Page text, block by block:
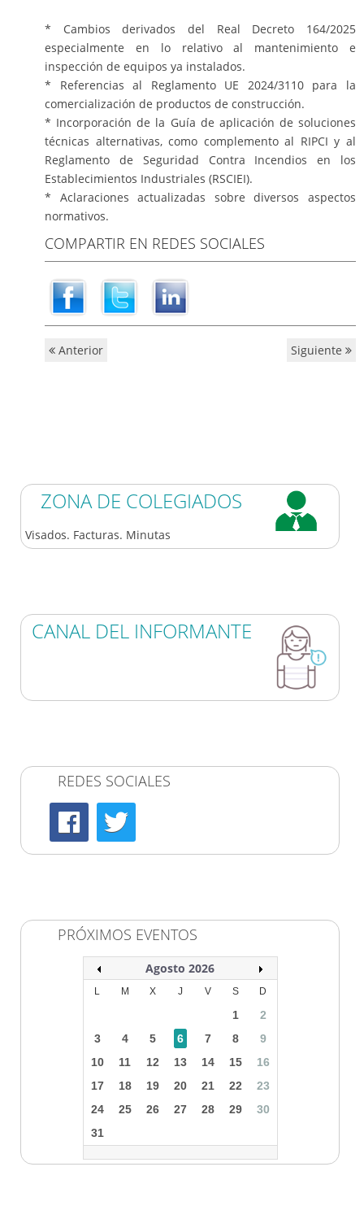
* Cambios derivados del Real Decreto 164/2025
especialmente en lo relativo al mantenimiento e
inspección de equipos ya instalados.
* Referencias al Reglamento UE 2024/3110 para la
comercialización de productos de construcción.
* Incorporación de la Guía de aplicación de soluciones
técnicas alternativas, como complemento al RIPCI y al
Reglamento de Seguridad Contra Incendios en los
Establecimientos Industriales (RSCIEI).
* Aclaraciones actualizadas sobre diversos aspectos
normativos.
COMPARTIR EN REDES SOCIALES
Anterior Siguiente
ZONA DE COLEGIADOS
Visados. Facturas. Minutas
CANAL DEL INFORMANTE
REDES SOCIALES
PRÓXIMOS EVENTOS
Agosto 2026
L M X J V S D
1
2
3
4 5 6 7 8
9
10
11 12 13 14 15
16
17
18 19 20 21 22
23
24
25 26 27 28 29
30
31